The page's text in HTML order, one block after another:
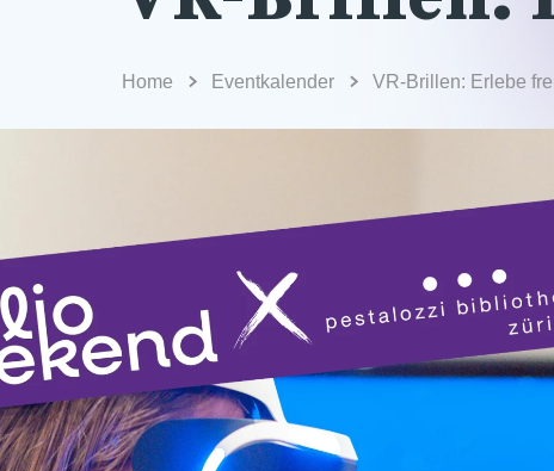
Home Eventkalender VR-Brillen: Erlebe